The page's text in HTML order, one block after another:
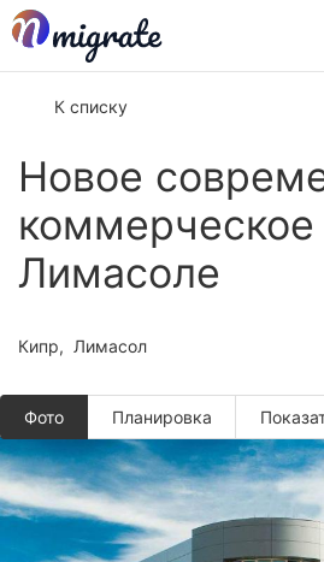
К списку
Новое
коммерческое
Лимасоле
Кипр Лимасол
Фото Планировкa